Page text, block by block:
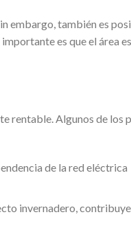
embargo, también es
es que el área
rentable. Algunos de los
de la red eléctrica
invernadero,